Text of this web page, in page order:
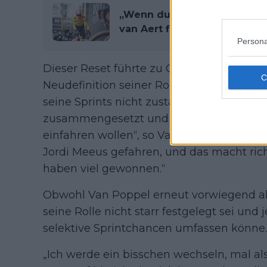
„Wenn du solche Jungs für
van Aert findet seine
Dieser Reset führte zu Gesprächen mit
Neudefinition seiner Rolle im Team,
seine Sprints nicht zustande kam.
zusammengesetzt und wir sagten, dass
einfahren wollen“, so Van Poppel. „In
Jordi Meeus gefahren, und das macht
haben viel gewonnen.“
Obwohl Van Poppel erneut vorwiegend
seine Rolle nicht starr festgelegt sei und
selektive Sprintchancen umfassen könne.
„Ich werde ein bisschen wechseln, mal